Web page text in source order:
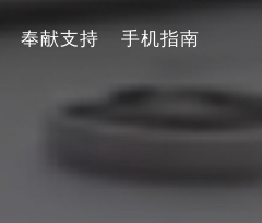
奉献支持 手机指南